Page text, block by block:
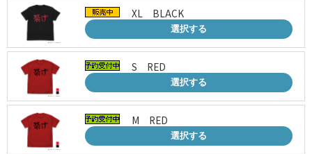
XL BLACK
選択する
S RED
選択する
M RED
選択する